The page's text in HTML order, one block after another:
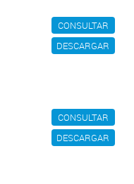
CONSULTAR
DESCARGAR
CONSULTAR
DESCARGAR